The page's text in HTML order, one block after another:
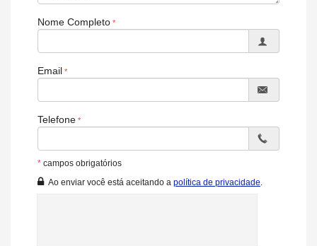
Características do Empreendimento
Sala de Jogos
Portaria 24h
Brinquedoteca
Câmeras de Segurança
Entrada para Banhistas
Box de Praia
Nome Completo
Email
Telefone
* campos obrigatórios
Ao enviar você está aceitando a política de privacidade